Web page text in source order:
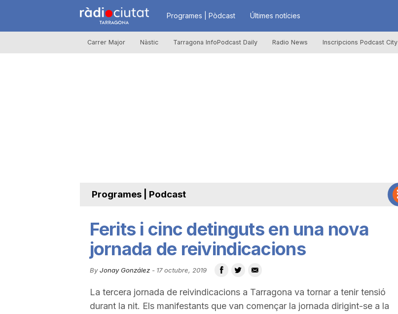
R
à
u
t
Programes | Pòdcast Últimes notícies
Carrer Major Nàstic Tarragona InfoPodcast Daily Radio News Inscripcions Podcast City
Programes | Podcast
Ferits i cinc detinguts en una nova
jornada de reivindicacions
By Jonay González- 17 octubre, 2019
La tercera jornada de reivindicacions a Tarragona va tornar a tenir tensió
durant la nit. Els manifestants que van començar la jornada dirigint-se a la